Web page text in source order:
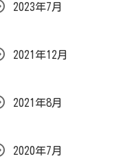
2023年7月
2021年12月
2021年8月
2020年7月